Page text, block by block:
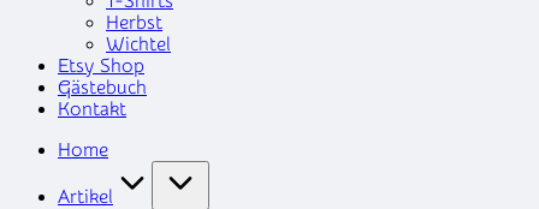
Herbst
Wichtel
Etsy Shop
Gästebuch
Kontakt
Home
Artikel